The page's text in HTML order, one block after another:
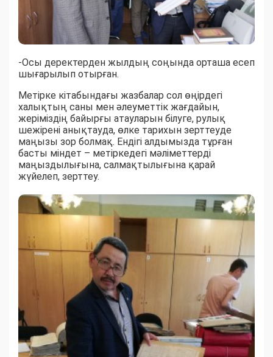
-Осы деректерден жылдың соңында орташа есеп
шығарылып отырған.
Метірке кітабындағы жазбалар сол өңірдегі
халықтың саны мен әлеуметтік жағдайын,
жеріміздің байырғы атауларын білуге, рулық
шежірені анықтауда, өлке тарихын зерттеуде
маңызы зор болмақ. Ендігі алдымызда тұрған
басты міндет – метіркедегі мәліметтерді
маңыздылығына, салмақтылығына қарай
жүйелеп, зерттеу.